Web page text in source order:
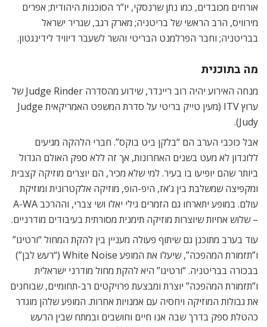
אורחים מכובדים, כמו נתן שרנסקי, יו”ר הסוכנות היהודית; אפרים
מירוויס, הרב הראשי של בריטניה; מארק רגב, שגריר ישראל
בבריטניה; וחבר הפרלמנט הבריטי והשר לשעבר דיוויד לידינגטון.
מה בתוכנית
מנחה האירוע יהיה רוב ריינדר, שידוע מהסדרה Judge Rinder של
ערוץ ITV (מעין טייק בריטי על סדרת המשפט האמריקאית Judge
Judy).
אבל כוכבי הערב הם “בלקן ביט בוקס”. חברי הלהקה מגיעים
ללונדון לא מעט בשנים האחרונות, אך זה ללא ספק האולם הגדול
ביותר שהם יופיעו בו בעיר. למי שלא מכיר, הם יוצרים מוזיקה קצבית
ומקפיצה שמשלבת בין ג’אז, היפ-הופ, מוזיקה אלקטרונית ומוזיקת
עולם. במופע יתארחו גם הזמרים גילי יאלו ושי צברי, וההרכב A-WA
– שלוש אחיות שיוצרות מוזיקה תימנית מסורתית בעיבודים מודרניים.
עוד בערב מתוכנן גם שיתוף פעולה מעניין בין להקת המחול “ורטיגו”
ו”תזמורת המהפכה”, שיעלו את המופע White Noise (“רעש לבן”)
בבכורה בבריטניה. “ורטיגו” היא להקת מחול מודרני ישראלית
ו”תזמורת המהפכה” יוצרת ומבצעת פרויקטים רב-תחומיים, שבוחנים
את גבולות המוזיקה ויחסיה עם אמנויות אחרות. המופע שלהן מוגדר
כהטלת ספק בדרך שבה אנו חיים וחושבים ובמתח שבין הרעש